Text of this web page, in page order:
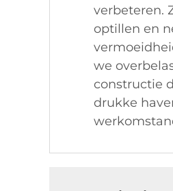
verbeteren.
optillen en
we
constructie
drukke